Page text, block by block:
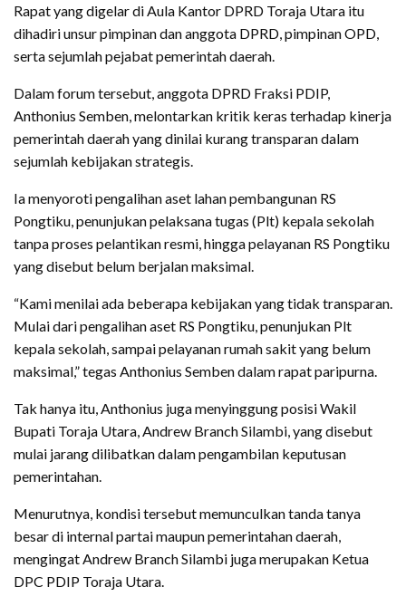
‎Rapat yang digelar di Aula Kantor DPRD Toraja Utara itu
dihadiri unsur pimpinan dan anggota DPRD, pimpinan OPD,
serta sejumlah pejabat pemerintah daerah.
‎Dalam forum tersebut, anggota DPRD Fraksi PDIP,
Anthonius Semben, melontarkan kritik keras terhadap kinerja
pemerintah daerah yang dinilai kurang transparan dalam
sejumlah kebijakan strategis.
‎Ia menyoroti pengalihan aset lahan pembangunan RS
Pongtiku, penunjukan pelaksana tugas (Plt) kepala sekolah
tanpa proses pelantikan resmi, hingga pelayanan RS Pongtiku
yang disebut belum berjalan maksimal.
‎“Kami menilai ada beberapa kebijakan yang tidak transparan.
Mulai dari pengalihan aset RS Pongtiku, penunjukan Plt
kepala sekolah, sampai pelayanan rumah sakit yang belum
maksimal,” tegas Anthonius Semben dalam rapat paripurna.
‎Tak hanya itu, Anthonius juga menyinggung posisi Wakil
Bupati Toraja Utara, Andrew Branch Silambi, yang disebut
mulai jarang dilibatkan dalam pengambilan keputusan
pemerintahan.
‎Menurutnya, kondisi tersebut memunculkan tanda tanya
besar di internal partai maupun pemerintahan daerah,
mengingat Andrew Branch Silambi juga merupakan Ketua
DPC PDIP Toraja Utara.